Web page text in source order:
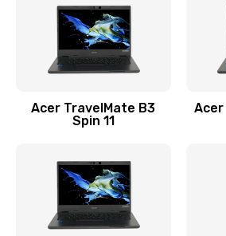
1890 руб.
Замена
Acer TravelMate B3
Spin 11
Acer